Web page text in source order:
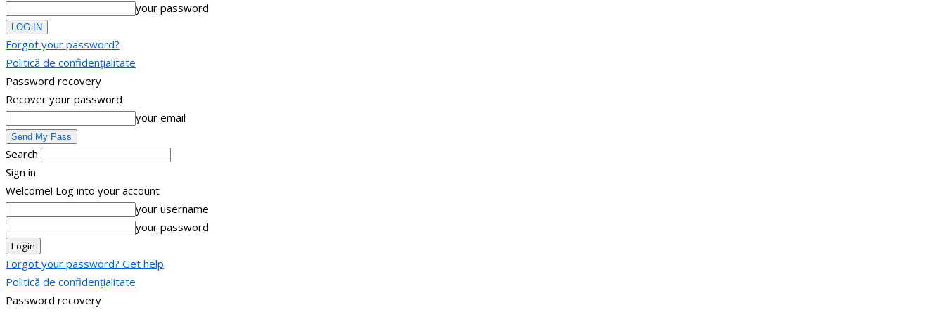
your password
Forgot your password?
Politică de confidențialitate
Password recovery
Recover your password
your email
Search
Sign in
Welcome! Log into your account
your username
your password
Forgot your password? Get help
Politică de confidențialitate
Password recovery